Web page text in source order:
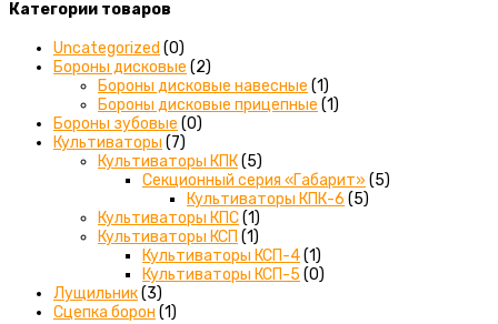
Категории товаров
Uncategorized (0)
Бороны дисковые (2)
Бороны дисковые навесные (1)
Бороны дисковые прицепные (1)
Бороны зубовые (0)
Культиваторы (7)
Культиваторы КПК(5)
Секционный серия «Габарит» (5)
Культиваторы КПК-6 (5)
Культиваторы КПС(1)
Культиваторы КСП (1)
Культиваторы КСП-4(1)
Культиваторы КСП-5 (0)
Лущильник(3)
Сцепка борон (1)